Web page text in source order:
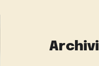
Archivi